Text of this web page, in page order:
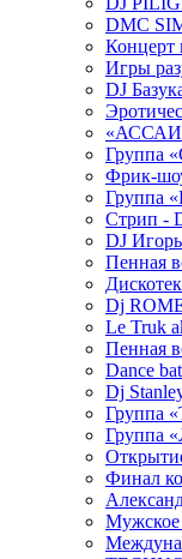
DMC
Игры
DJ
Группа
Фрик-
Группа
Стрип -
DJ
Пенная
Dj
Le Truk
Пенная
Dance
Dj
Группа
Группа
Финал
Мужское